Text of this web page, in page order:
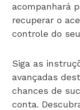
acompanhará
recuperar o
controle do
Siga as
avançadas
chances de
conta.